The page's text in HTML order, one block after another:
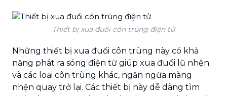
Thiết bị xua đuổi côn trùng điện tử
Những thiết bị xua đuổi côn trùng này có khả
năng phát ra sóng điện từ giúp xua đuổi lũ nhện
và các loại côn trùng khác, ngăn ngừa màng
nhện quay trở lại. Các thiết bị này dễ dàng tìm